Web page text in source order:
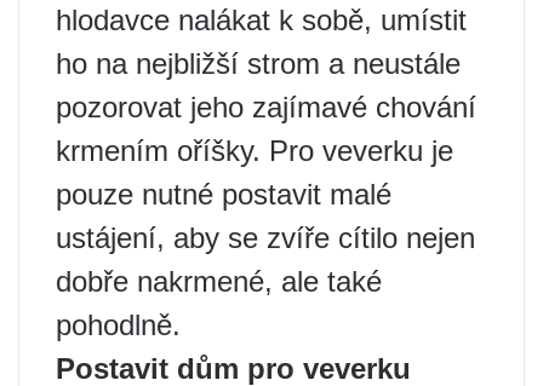
hlodavce nalákat k sobě, umístit
ho na nejbližší strom a neustále
pozorovat jeho zajímavé chování
krmením oříšky. Pro veverku je
pouze nutné postavit malé
ustájení, aby se zvíře cítilo nejen
dobře nakrmené, ale také
pohodlně.
Postavit dům pro veverku